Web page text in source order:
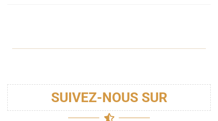
SUIVEZ-NOUS SUR